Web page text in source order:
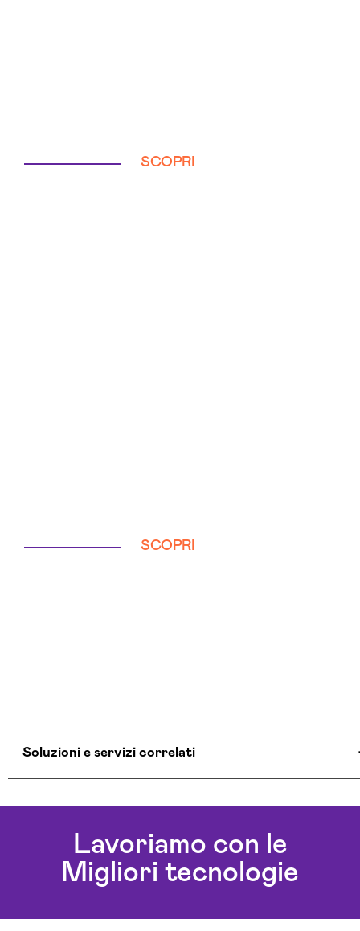
SCOPRI
SCOPRI
Soluzioni e servizi correlati
Colocation Data Center Latina
Realizzazione Siti Wordpress Latina
Servizi Hosting Latina
Lavoriamo con le
Migliori tecnologie